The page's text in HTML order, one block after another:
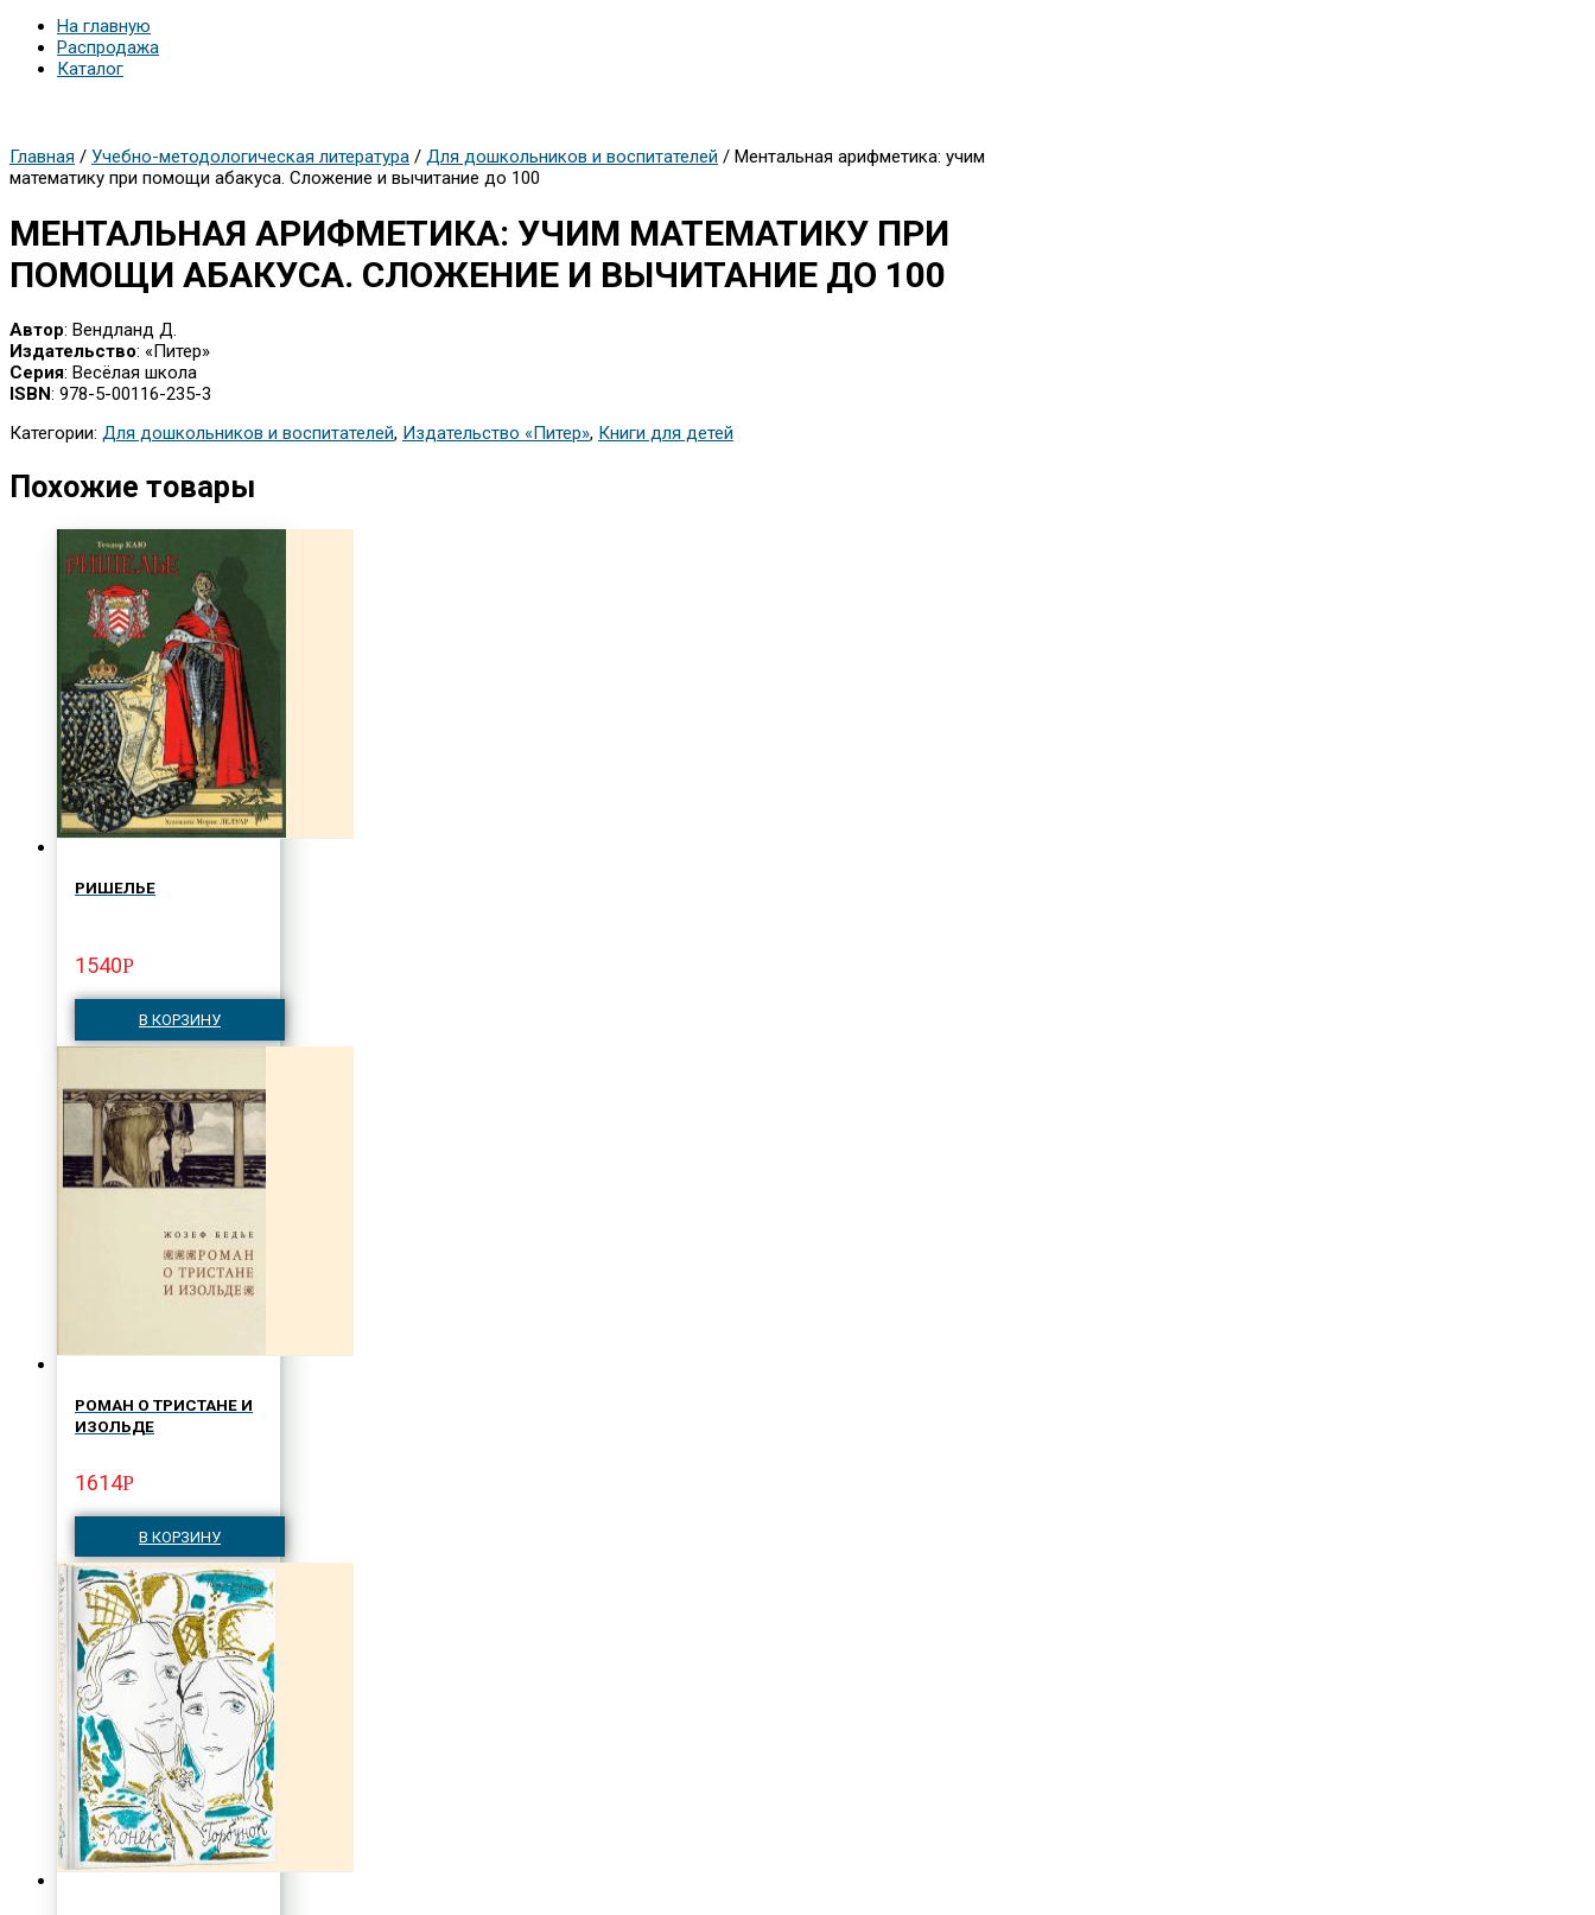
На главную
Распродажа
Каталог
Главная / Учебно-методологическая литература / Для дошкольников и воспитателей / Ментальная арифметика: учим
математику при помощи абакуса. Сложение и вычитание до 100
МЕНТАЛЬНАЯ АРИФМЕТИКА: УЧИМ МАТЕМАТИКУ ПРИ
ПОМОЩИ АБАКУСА. СЛОЖЕНИЕ И ВЫЧИТАНИЕ ДО 100
Автор: Вендланд Д.
Издательство: «Питер»
Серия: Весёлая школа
ISBN: 978-5-00116-235-3
Категории: Для дошкольников и воспитателей, Издательство «Питер», Книги для детей
Похожие товары
РИШЕЛЬЕ
1540Р
В КОРЗИНУ
РОМАН О ТРИСТАНЕ И
ИЗОЛЬДЕ
1614Р
В КОРЗИНУ